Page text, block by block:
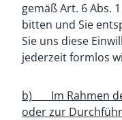
gemäß Art. 6 Abs.
bitten und Sie
Sie uns diese
jederzeit formlos
b) Im Rahmen
oder zur